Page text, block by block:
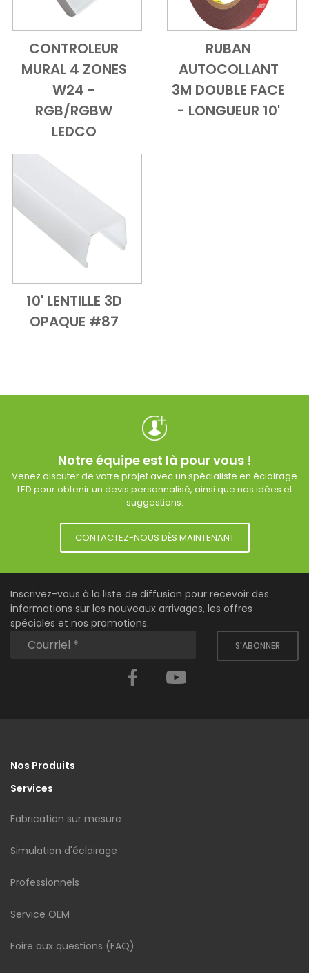
Add to Cart
Vue d'ensemble
CONTROLEUR
MURAL 4 ZONES
W24 -
RGB/RGBW
LEDCO
Add to Cart
Vue
RUBAN
AUTOCOLLANT
3M DOUBLE FACE
- LONGUEUR 10'
Add to Cart
Vue d'ensemble
10' LENTILLE 3D
OPAQUE #87
Notre équipe est là pour vous !
Venez discuter de votre projet avec un spécialiste en éclairage
LED pour obtenir un devis personnalisé, ainsi que nos idées et
suggestions.
CONTACTEZ-NOUS DÈS MAINTENANT
Inscrivez-vous à la liste de diffusion pour recevoir des
informations sur les nouveaux arrivages, les offres
spéciales et nos promotions.
S'ABONNER
Facebook
Nos Produits
Services
Fabrication sur mesure
Simulation d'éclairage
Professionnels
Service OEM
Foire aux questions (FAQ)